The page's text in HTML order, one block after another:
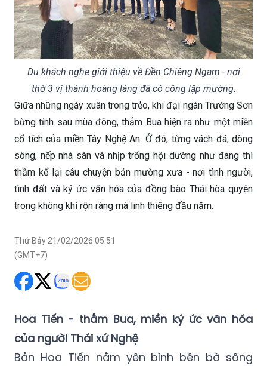
Du khách nghe giới thiệu về Đền Chiêng Ngam - nơi
thờ 3 vị thành hoàng làng đã có công lập mường.
Giữa những ngày xuân trong trẻo, khi đại ngàn Trường Sơn
bừng tỉnh sau mùa đông, thẳm Bua hiện ra như một miền
cổ tích của miền Tây Nghệ An. Ở đó, từng vách đá, dòng
sông, nếp nhà sàn và nhịp trống hội dường như đang thì
thầm kể lại câu chuyện bản mường xưa - nơi tình người,
tình đất và ký ức văn hóa của đồng bào Thái hòa quyện
trong không khí rộn ràng mà linh thiêng đầu năm.
Thứ Bảy 21/02/2026 05:51
(GMT+7)
Hoa Tiến - thẳm Bua, miền ký ức văn hóa
của người Thái xứ Nghệ
Bản Hoa Tiến nằm yên bình bên bờ sông